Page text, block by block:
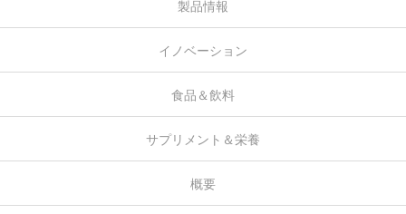
製品情報
イノベーション
食品＆飲料
サプリメント＆栄養
概要